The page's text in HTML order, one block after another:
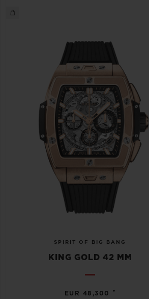
SPIRIT OF BIG BANG
KING GOLD 42 MM
EUR 48,300 •